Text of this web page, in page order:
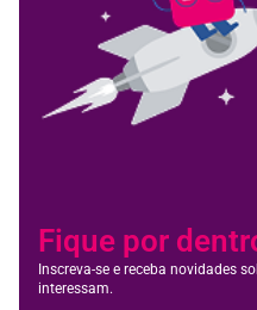
Fique por
Inscreva-se e receba novidades
interessam.